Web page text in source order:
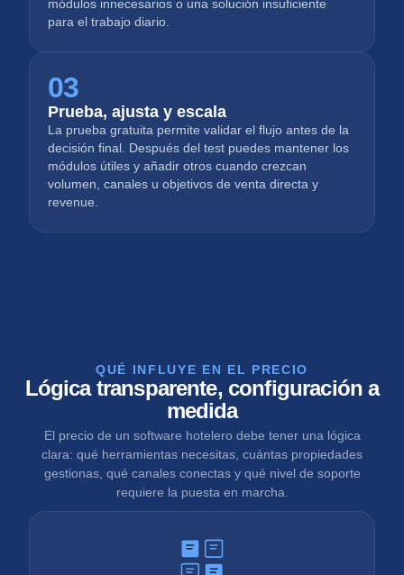
módulos innecesarios o una solución insuficiente
para el trabajo diario.
03
Prueba, ajusta y escala
La prueba gratuita permite validar el flujo antes de la
decisión final. Después del test puedes mantener los
módulos útiles y añadir otros cuando crezcan
volumen, canales u objetivos de venta directa y
revenue.
QUÉ INFLUYE EN EL PRECIO
Lógica transparente, configuración a
medida
El precio de un software hotelero debe tener una lógica
clara: qué herramientas necesitas, cuántas propiedades
gestionas, qué canales conectas y qué nivel de soporte
requiere la puesta en marcha.